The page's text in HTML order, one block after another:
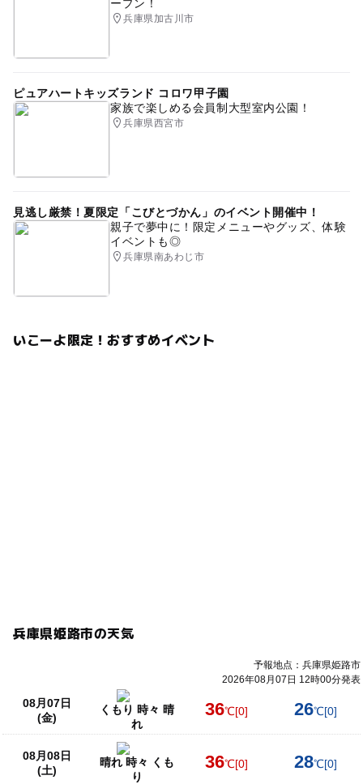
ープン！
兵庫県加古川市
ピュアハートキッズランド コロワ甲子園
家族で楽しめる会員制大型室内公園！
兵庫県西宮市
見逃し厳禁！夏限定「こびとづかん」のイベント開催中！
親子で夢中に！限定メニューやグッズ、体験
イベントも◎
兵庫県南あわじ市
いこーよ限定！おすすめイベント
兵庫県姫路市の天気
予報地点：兵庫県姫路市
2026年08月07日 12時00分発表
08月07日
(金)
くもり 時々 晴
れ
36℃[0] 26℃[0]
08月08日
(土)
晴れ 時々 くも
り
36℃[0] 28℃[0]